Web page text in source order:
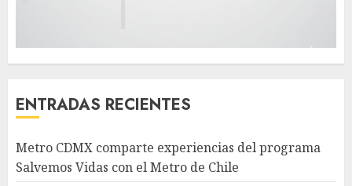
ENTRADAS RECIENTES
Metro CDMX comparte experiencias del programa
Salvemos Vidas con el Metro de Chile